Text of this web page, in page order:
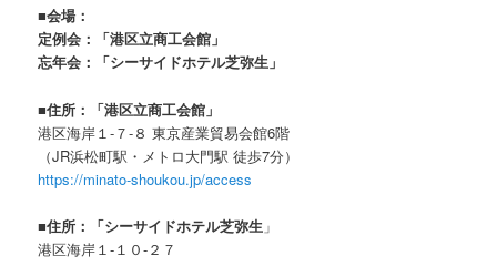
■会場：
定例会：「港区立商工会館」
忘年会：「シーサイドホテル芝弥生」
■住所：「港区立商工会館」
港区海岸１-７-８ 東京産業貿易会館6階
（JR浜松町駅・メトロ大門駅 徒歩7分）
https://minato-shoukou.jp/access
■住所：「シーサイドホテル芝弥生 」
港区海岸１-１０-２７